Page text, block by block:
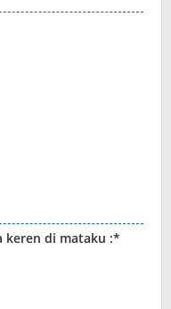
keren di mataku :*